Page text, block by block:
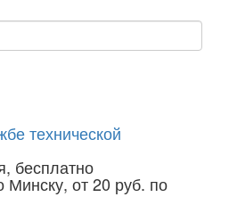
технической
бесплатно
Минску, от 20 руб. по